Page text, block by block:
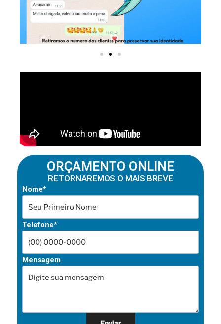
ORÇAMENTO ONLINE
RETORNAREMOS O MAIS BREVE
Nome*
Telefone*
Mensagem